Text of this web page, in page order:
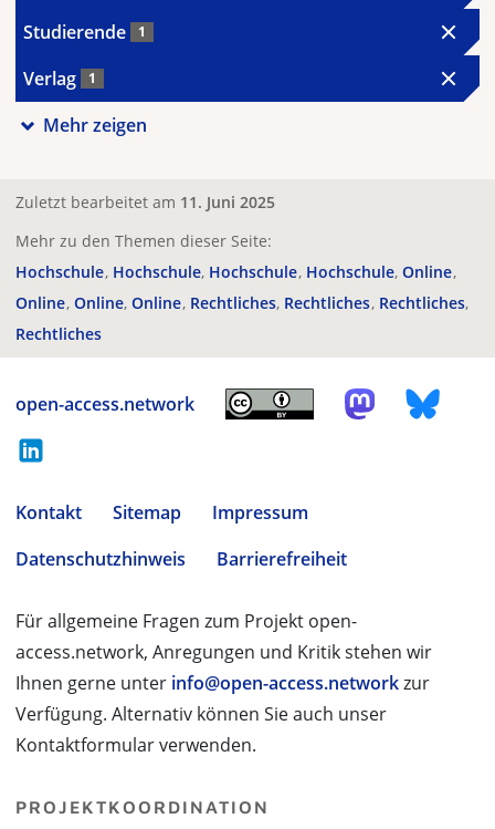
Studierende 1
Verlag 1
Mehr zeigen
Zuletzt bearbeitet am 11. Juni 2025
Mehr zu den Themen dieser Seite:
Hochschule Hochschule Hochschule Hochschule Online
Online Online Online Rechtliches Rechtliches Rechtliches
Rechtliches
open-access.network
Kontakt Sitemap
Impressum
Datenschutzhinweis
Barrierefreiheit
Für allgemeine Fragen zum Projekt open-
access.network, Anregungen und Kritik stehen wir
Ihnen gerne unter info@open-access.networkzur
Verfügung. Alternativ können Sie auch unser
Kontaktformular verwenden.
PROJEKTKOORDINATION